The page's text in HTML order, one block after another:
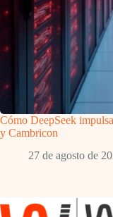
Cómo DeepSeek
y Cambricon
27 de agosto de